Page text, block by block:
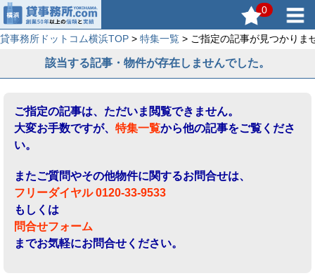
0
貸事務所ドットコム横浜TOP > 特集一覧 > ご指定の記事が見つかりま
該当する記事・物件が存在しませんでした。
ご指定の記事は、ただいま閲覧できません。
大変お手数ですが、 特集一覧から他の記事をご覧くださ
い。
またご質問やその他物件に関するお問合せは、
フリーダイヤル 0120-33-9533
もしくは
問合せフォーム
までお気軽にお問合せください。